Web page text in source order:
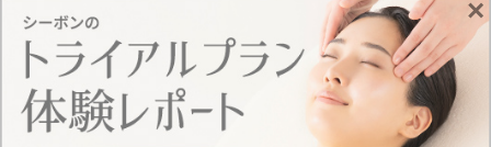
スキンケア
敏感肌で毛穴が気になる原因
は？対処法と適度なケア方法を
解説
エイジングケア
敏感肌のエイジングケアのポイ
ント！化粧品の選び方も解説
エイジングケア 肌タイプ
×